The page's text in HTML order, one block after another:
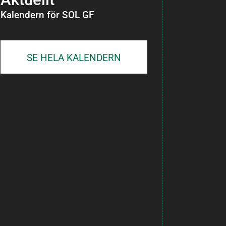
Kalendern för SOL GF
SE HELA KALENDERN